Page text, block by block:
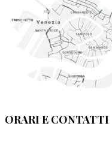
ORARI E CONTATTI